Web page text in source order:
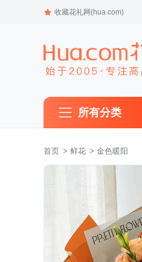
收藏花礼网(hua.com)
所有分类
首页 > 鲜花 > 金色暖阳